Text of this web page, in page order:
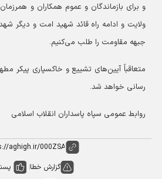
و برای بازماندگان و عموم همکاران و
ولایت و ادامه راه قائد شهید امت و دیگر
جبهه مقاومت را طلب می‌کنیم.
متعاقباً آیین‌های تشییع و خاکسپاری پیکر مطهر
رسانی خواهد شد.
روابط عمومی سپاه پاسداران انقلاب اسلامی
گزارش خطا